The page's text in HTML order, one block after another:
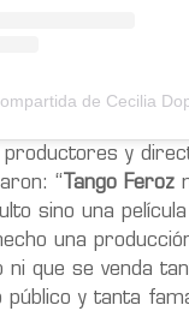
y
“ Tango Feroz
sino una
una
ni que se venda
público y tanta